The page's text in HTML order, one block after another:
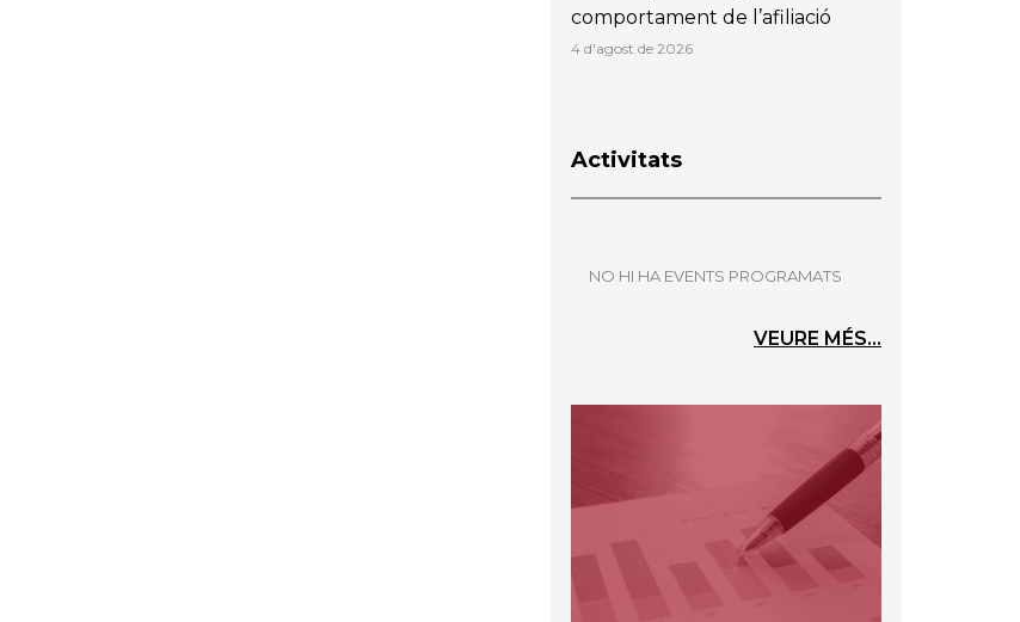
comportament de l’afiliació
4 d'agost de 2026
Activitats
NO HI HA EVENTS PROGRAMATS
VEURE MÉS...